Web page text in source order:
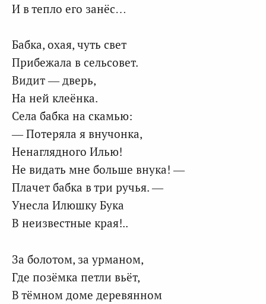
И в тепло его занёс…
Бабка, охая, чуть свет
Прибежала в сельсовет.
Видит — дверь,
На ней клеёнка.
Села бабка на скамью:
— Потеряла я внучонка,
Ненаглядного Илью!
Не видать мне больше внука! —
Плачет бабка в три ручья. —
Унесла Илюшку Бука
В неизвестные края!..
За болотом, за урманом,
Где позёмка петли вьёт,
В тёмном доме деревянном